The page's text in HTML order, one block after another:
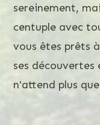
sereinement,
centuple avec
vous êtes prêts
ses découvertes
n'attend plus